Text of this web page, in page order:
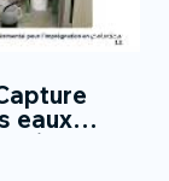
31:30
eaux
de